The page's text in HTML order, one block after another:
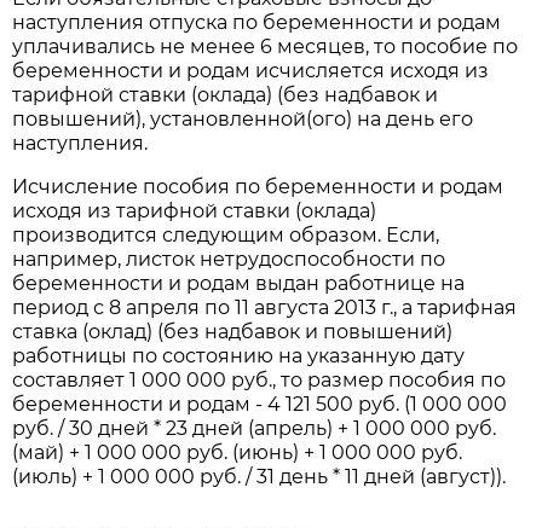
наступления отпуска по беременности и родам
уплачивались не менее 6 месяцев, то пособие по
беременности и родам исчисляется исходя из
тарифной ставки (оклада) (без надбавок и
повышений), установленной(ого) на день его
наступления.
Исчисление пособия по беременности и родам
исходя из тарифной ставки (оклада)
производится следующим образом. Если,
например, листок нетрудоспособности по
беременности и родам выдан работнице на
период с 8 апреля по 11 августа 2013 г., а тарифная
ставка (оклад) (без надбавок и повышений)
работницы по состоянию на указанную дату
составляет 1 000 000 руб., то размер пособия по
беременности и родам - 4 121 500 руб. (1 000 000
руб. / 30 дней * 23 дней (апрель) + 1 000 000 руб.
(май) + 1 000 000 руб. (июнь) + 1 000 000 руб.
(июль) + 1 000 000 руб. / 31 день * 11 дней (август)).